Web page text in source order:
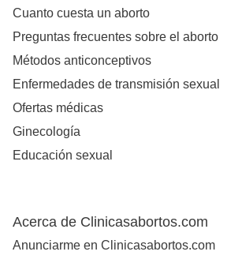
Cuanto cuesta un aborto
Preguntas frecuentes sobre el aborto
Métodos anticonceptivos
Enfermedades de transmisión sexual
Ofertas médicas
Ginecología
Educación sexual
Acerca de Clinicasabortos.com
Anunciarme en Clinicasabortos.com